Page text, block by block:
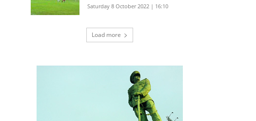
Saturday 8 October 2022 | 16:10
Load more